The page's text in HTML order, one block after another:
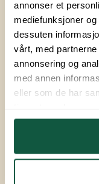
annonser et
mediefunksjoner
dessuten
vårt, med
annonsering og
med annen
eller som de har